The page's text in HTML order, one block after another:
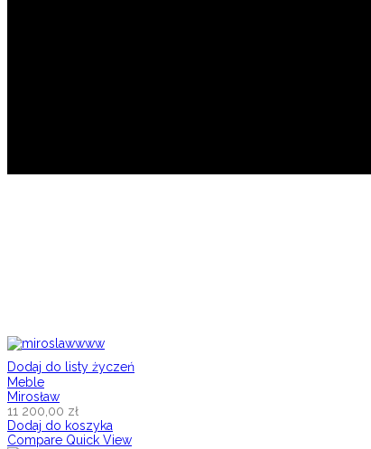
Dodaj do listy życzeń
Meble
Mirosław
11 200,00 zł
Dodaj do koszyka
Compare Quick View